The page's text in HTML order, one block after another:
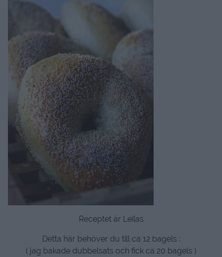
Receptet är Leilas
Detta här behöver du till ca 12 bagels :
( jag bakade dubbelsats och fick ca 20 bagels )